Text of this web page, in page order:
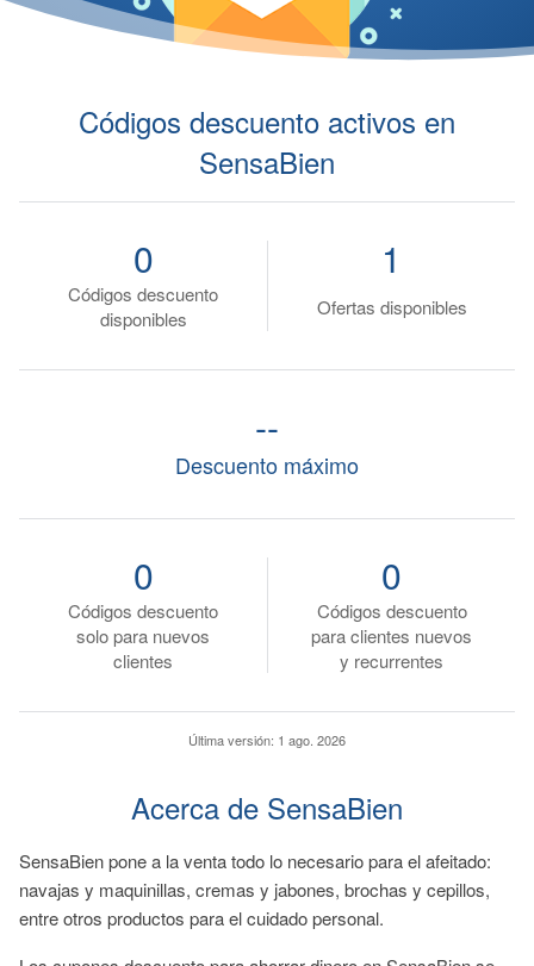
Códigos descuento activos en
SensaBien
Códigos descuento
disponibles
0
Ofertas disponibles
1
Descuento máximo
--
Códigos descuento
solo para nuevos
clientes
0
Códigos descuento
para clientes nuevos
y recurrentes
0
Última versión: 1 ago. 2026
Acerca de SensaBien
SensaBien pone a la venta todo lo necesario para el afeitado:
navajas y maquinillas, cremas y jabones, brochas y cepillos,
entre otros productos para el cuidado personal.